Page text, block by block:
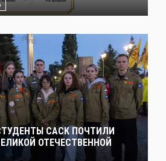
САСК ПОЧТИЛИ
ОТЕЧЕСТВЕННОЙ